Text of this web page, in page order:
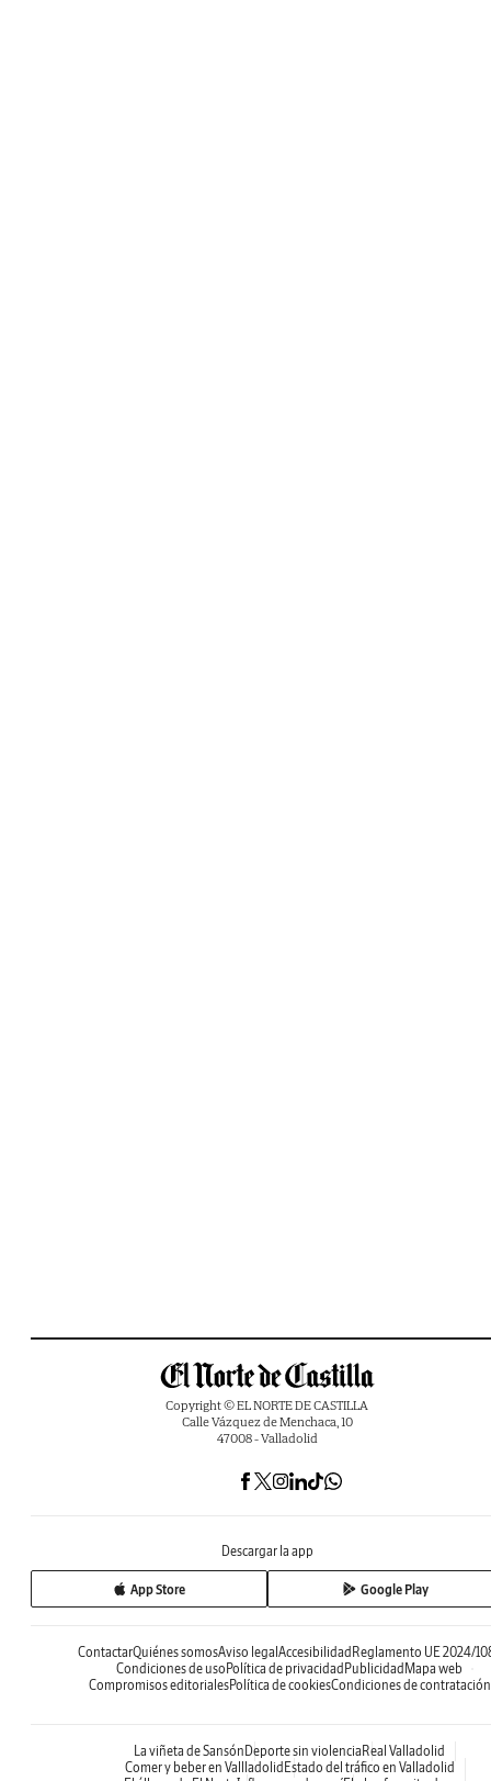
Copyright © EL NORTE DE CASTILLA
Calle Vázquez de Menchaca, 10
47008 - Valladolid
Descargar la app
App Store Google Play
ContactarQuiénes somosAviso legal Accesibilidad Reglamento UE 2024/
Condiciones de uso Política de privacidad Publicidad Mapa web
Compromisos editorialesPolítica de cookiesCondiciones de contratación
La viñeta de Sansón Deporte sin violencia Real Valladolid
Comer y beber en Vallladolid Estado del tráfico en Valladolid